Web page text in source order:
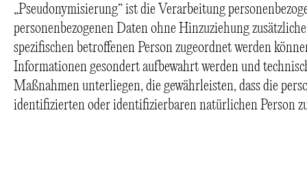
„Pseudonymisierung“ ist die Verarbeitung
personenbezogenen Daten ohne Hinzuziehung
spezifischen betroffenen Person zugeordnet werden
Informationen gesondert aufbewahrt werden und
Maßnahmen unterliegen, die gewährleisten, dass die
identifizierten oder identifizierbaren natürlichen Person